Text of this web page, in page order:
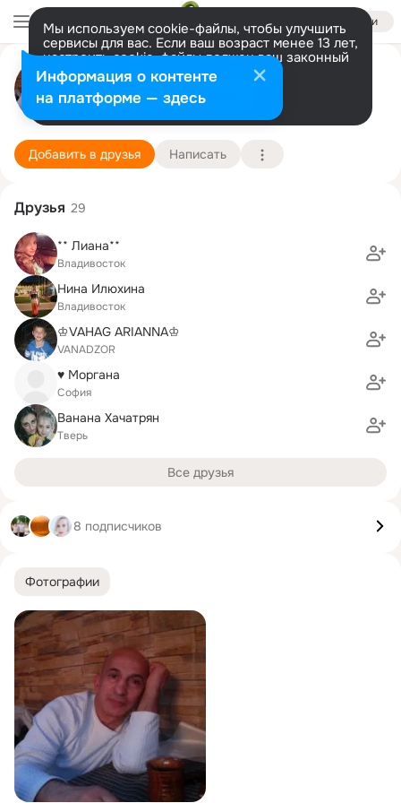
Войти
Мы используем cookie-файлы, чтобы улучшить
сервисы для вас. Если ваш возраст менее 13 лет,
настроить cookie-файлы должен ваш законный
представитель. Больше информации
Разрешить все Настроить
Сурен Хачатрян
Владивосток
6 школа им. С. ШаумянаПодробнее
Добавить в друзья Написать
Фотографии
Друзья 29
** Лиана**
Владивосток
Нина Илюхина
Владивосток
♔VAHAG ARIANNA♔
VANADZOR
♥ Моргана
София
Ванана Хачатрян
Тверь
Все друзья
8 подписчиков
Информация о контенте
на платформе — здесь